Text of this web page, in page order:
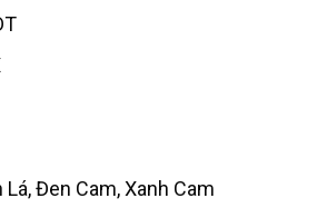
Đen Cam, Xanh Cam